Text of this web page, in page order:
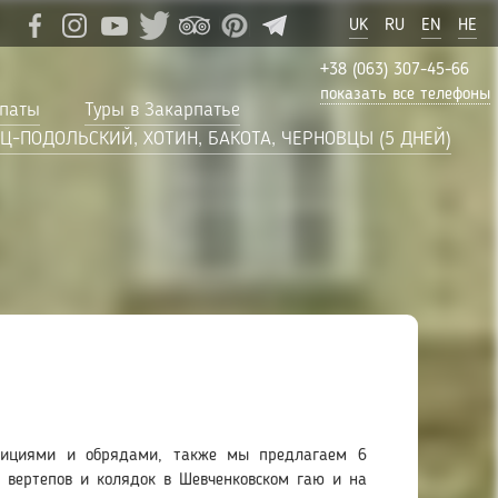
UK RU EN HE
+38 (063) 307-45-66
показать все телефоны
Туры в Закарпатье
ПОДОЛЬСКИЙ, ХОТИН, БАКОТА, ЧЕРНОВЦЫ (5 ДНЕЙ)
и обрядами, также мы предлагаем 6
и колядок в Шевченковском гаю и на